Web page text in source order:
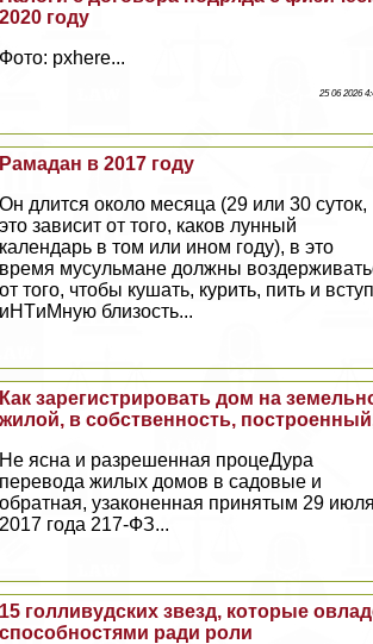
2020 году
Фото: pxhere...
25 06 2026
Рамадан в 2017 году
Он длится около месяца (29 или 30 суток,
это зависит от того, каков лунный
календарь в том или ином году), в это
время мусульмане должны
от того, чтобы кушать, курить, пить и
иHTиMную близость...
Как зарегистрировать дом на
жилой, в собственность,
Не ясна и разрешенная процеДypa
перевода жилых домов в садовые и
обратная, узаконенная принятым 29 июля
2017 года 217-ФЗ...
15 голливудских звезд, которые
способностями ради роли